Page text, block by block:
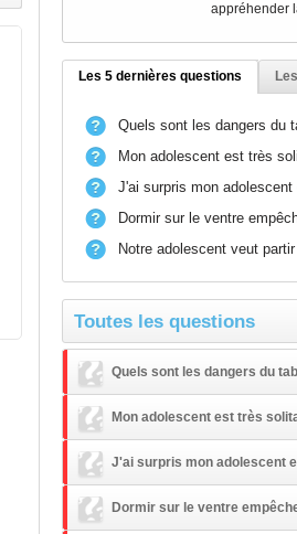
appréhender
Les 5 dernières questions
Quels sont les dangers du
Mon adolescent est très
J'ai surpris mon
Dormir sur le ventre
Notre adolescent veut
Toutes les questions
Quels sont les dangers du
Mon adolescent est très
J'ai surpris mon adolescent
Dormir sur le ventre